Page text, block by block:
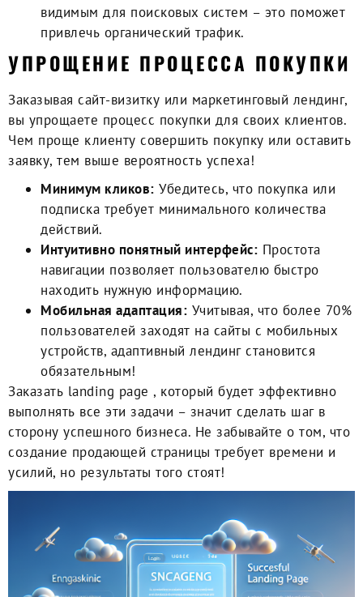
видимым для поисковых систем – это поможет
привлечь органический трафик.
УПРОЩЕНИЕ ПРОЦЕССА ПОКУПКИ
Заказывая сайт-визитку или маркетинговый лендинг,
вы упрощаете процесс покупки для своих клиентов.
Чем проще клиенту совершить покупку или оставить
заявку, тем выше вероятность успеха!
Минимум кликов: Убедитесь, что покупка или
подписка требует минимального количества
действий.
Интуитивно понятный интерфейс: Простота
навигации позволяет пользователю быстро
находить нужную информацию.
Мобильная адаптация: Учитывая, что более 70%
пользователей заходят на сайты с мобильных
устройств, адаптивный лендинг становится
обязательным!
Заказать landing page , который будет эффективно
выполнять все эти задачи – значит сделать шаг в
сторону успешного бизнеса. Не забывайте о том, что
создание продающей страницы требует времени и
усилий, но результаты того стоят!